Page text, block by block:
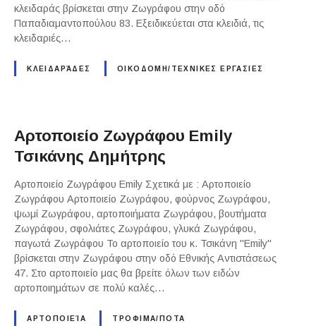
κλειδαράς βρίσκεται στην Ζωγράφου στην οδό
Παπαδιαμαντοπούλου 83. Εξειδικεύεται στα κλειδιά, τις
κλειδαριές…
ΚΛΕΙΔΑΡΆΔΕΣ ΟΙΚΟΔΟΜΗ/ΤΕΧΝΙΚΕΣ ΕΡΓΑΣΙΕΣ
Αρτοποιείο Ζωγράφου Emily
Τσικάνης Δημήτρης
Αρτοποιείο Ζωγράφου Emily Σχετικά με : Αρτοποιείο
Ζωγράφου Αρτοποιείο Ζωγράφου, φούρνος Ζωγράφου,
ψωμί Ζωγράφου, αρτοποιήματα Ζωγράφου, βουτήματα
Ζωγράφου, σφολιάτες Ζωγράφου, γλυκά Ζωγράφου,
παγωτά Ζωγράφου Το αρτοποιείο του κ. Τσικάνη "Emily"
βρίσκεται στην Ζωγράφου στην οδό Εθνικής Αντιστάσεως
47. Στο αρτοποιείο μας θα βρείτε όλων των ειδών
αρτοποιημάτων σε πολύ καλές…
ΑΡΤΟΠΟΙΕΊΑ ΤΡΟΦΙΜΑ/ΠΟΤΑ